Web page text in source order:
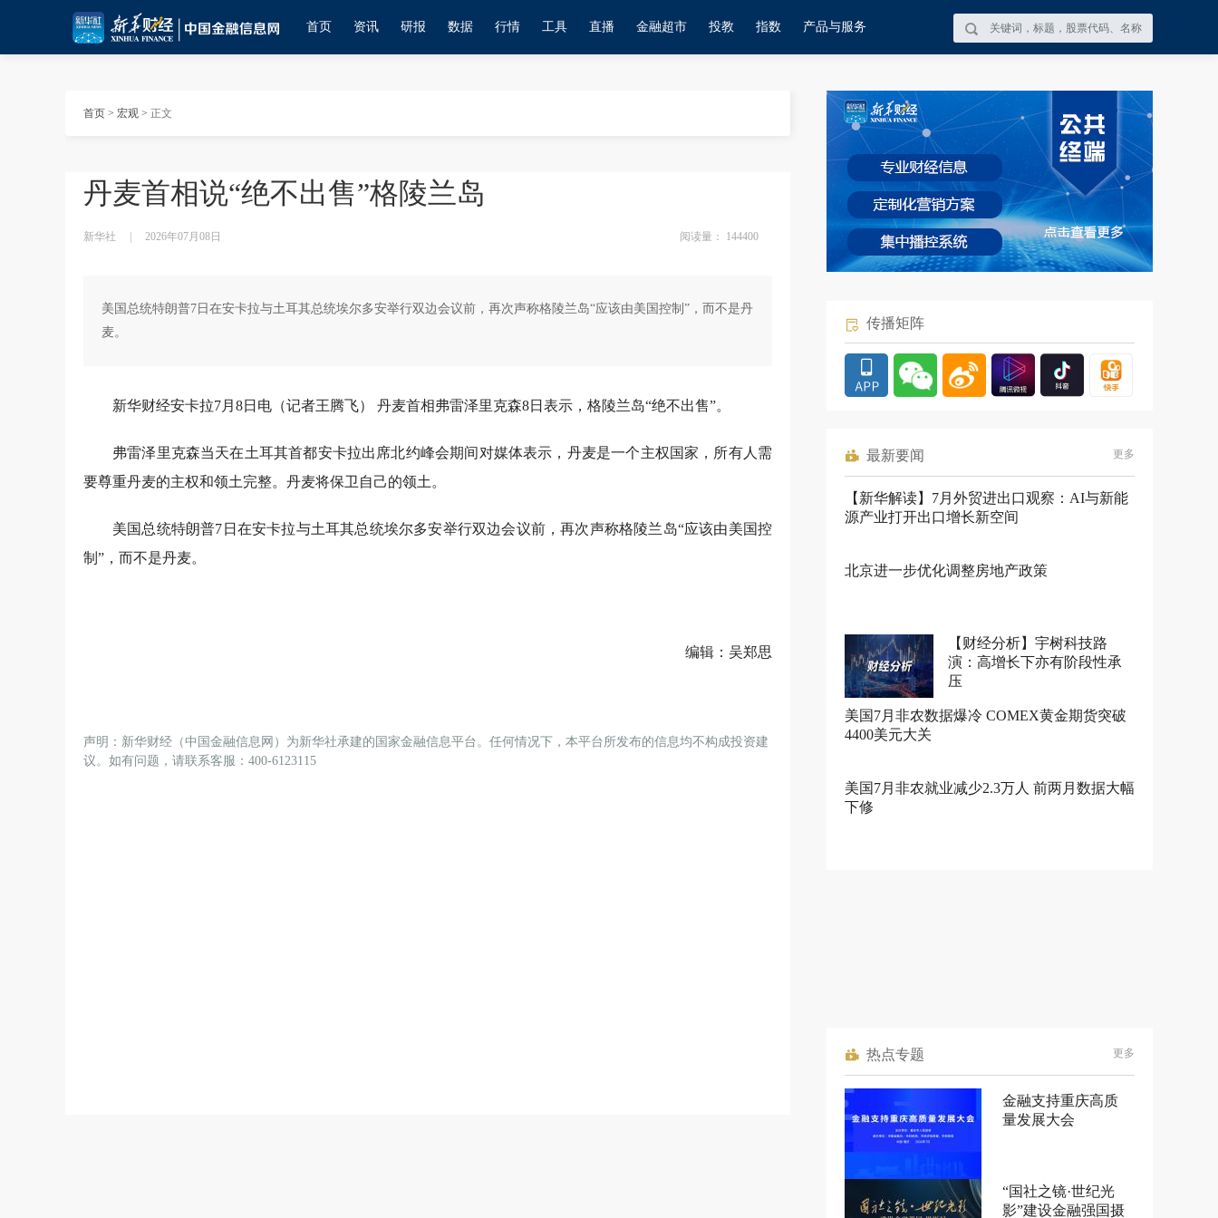
首页 资讯 研报 数据 行情 工具 直播 金融超市 投教 指数 产品与服务
首页 > 宏观 > 正文
丹麦首相说“绝不出售”格陵兰岛
新华社 2026年07月08日 阅读量： 144400
美国总统特朗普7日在安卡拉与土耳其总统埃尔多安举行双边会议前，再次声称格陵兰岛“应该由美国控制”，而不是丹
麦。
新华财经安卡拉7月8日电（记者王腾飞） 丹麦首相弗雷泽里克森8日表示，格陵兰岛“绝不出售”。
弗雷泽里克森当天在土耳其首都安卡拉出席北约峰会期间对媒体表示，丹麦是一个主权国家，所有人需
要尊重丹麦的主权和领土完整。丹麦将保卫自己的领土。
美国总统特朗普7日在安卡拉与土耳其总统埃尔多安举行双边会议前，再次声称格陵兰岛“应该由美国控
制”，而不是丹麦。
编辑：吴郑思
声明：新华财经（中国金融信息网）为新华社承建的国家金融信息平台。任何情况下，本平台所发布的信息均不构成投资建
议。如有问题，请联系客服：400-6123115
传播矩阵
最新要闻 更多
【新华解读】7月外贸进出口观察：AI与新能
源产业打开出口增长新空间
北京进一步优化调整房地产政策
【财经分析】宇树科技路
演：高增长下亦有阶段性承
压
美国7月非农数据爆冷 COMEX黄金期货突破
4400美元大关
美国7月非农就业减少2.3万人 前两月数据大幅
下修
热点专题 更多
金融支持重庆高质
量发展大会
“国社之镜·世纪光
影”建设金融强国摄